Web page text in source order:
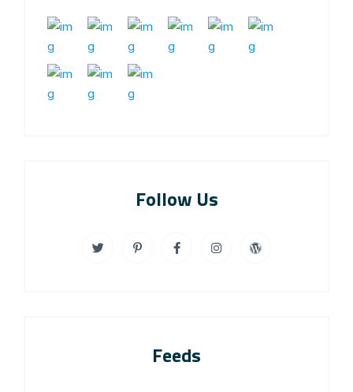
Follow Us
Feeds